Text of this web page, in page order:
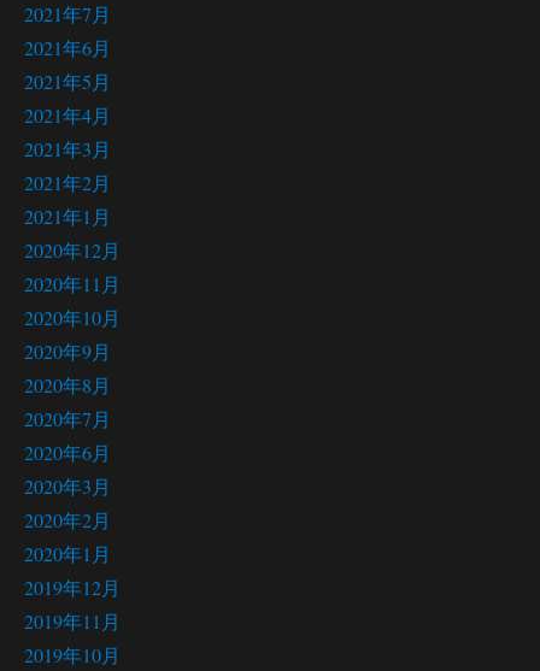
2021年7月
2021年6月
2021年5月
2021年4月
2021年3月
2021年2月
2021年1月
2020年12月
2020年11月
2020年10月
2020年9月
2020年8月
2020年7月
2020年6月
2020年3月
2020年2月
2020年1月
2019年12月
2019年11月
2019年10月